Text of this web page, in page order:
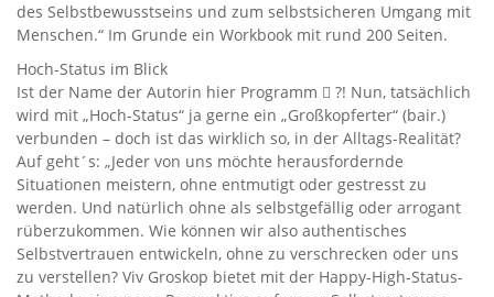
des Selbstbewusstseins und zum selbstsicheren Umgang mit
Menschen.“ Im Grunde ein Workbook mit rund 200 Seiten.
Hoch-Status im Blick
Ist der Name der Autorin hier Programm  ?! Nun, tatsächlich
wird mit „Hoch-Status“ ja gerne ein „Großkopferter“ (bair.)
verbunden – doch ist das wirklich so, in der Alltags-Realität?
Auf geht´s: „Jeder von uns möchte herausfordernde
Situationen meistern, ohne entmutigt oder gestresst zu
werden. Und natürlich ohne als selbstgefällig oder arrogant
rüberzukommen. Wie können wir also authentisches
Selbstvertrauen entwickeln, ohne zu verschrecken oder uns
zu verstellen? Viv Groskop bietet mit der Happy-High-Status-